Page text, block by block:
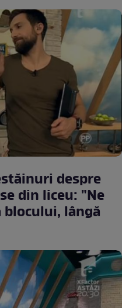
despre
din liceu: "Ne
lângă